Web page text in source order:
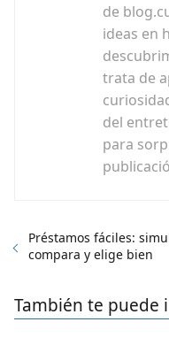
de
ideas en
trata de
del
para
Préstamos fáciles:
compara y elige bien
También te puede